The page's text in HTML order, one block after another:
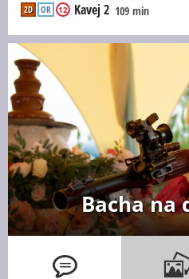
Kavej 2 109 min
2D OR 12
Bacha na